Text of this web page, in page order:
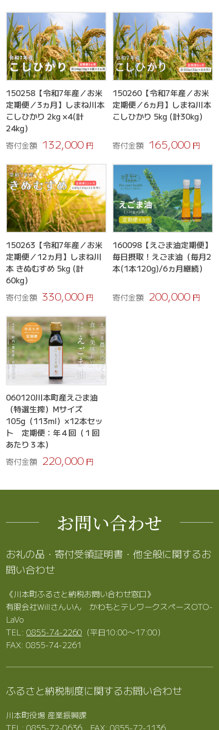
150258【令和7年産／お米
定期便／3ヵ月】しまね川本
こしひかり 2kg ×4(計
24kg）
寄付金額 132,000 円
150260【令和7年産／お米
定期便／6ヵ月】しまね川本
こしひかり 5kg (計30kg）
寄付金額 165,000 円
150263【令和7年産／お米
定期便／12ヵ月】しまね川
本 きぬむすめ 5kg (計
60kg）
寄付金額 330,000 円
160098【えごま油定期便】
毎日摂取！えごま油（毎月2
本(1本120g)/6ヵ月継続）
寄付金額 200,000 円
060120川本町産えごま油
（特選生搾）Mサイズ
105g（113ml）×12本セッ
ト 定期便：年４回（１回
あたり３本）
寄付金額 220,000 円
お問い合わせ
お礼の品・寄付受領証明書・他全般に関するお
問い合わせ
《川本町ふるさと納税お問い合わせ窓口》
有限会社Willさんいん かわもとテレワークスペースOTO-
LaVo
TEL: 0855-74-2260 （平日10:00〜17:00）
FAX: 0855-74-2261
ふるさと納税制度に関するお問い合わせ
川本町役場 産業振興課